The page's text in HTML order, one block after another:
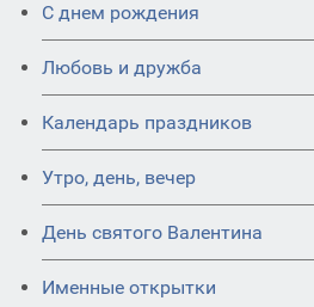
С днем рождения
Любовь и дружба
Календарь праздников
Утро, день, вечер
День святого Валентина
Именные открытки